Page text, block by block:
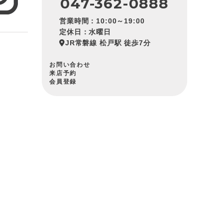
047-362-0888
営業時間：10:00～19:00
定休日：水曜日
JR常磐線 松戸駅 徒歩7分
お問い合わせ
来店予約
会員登録